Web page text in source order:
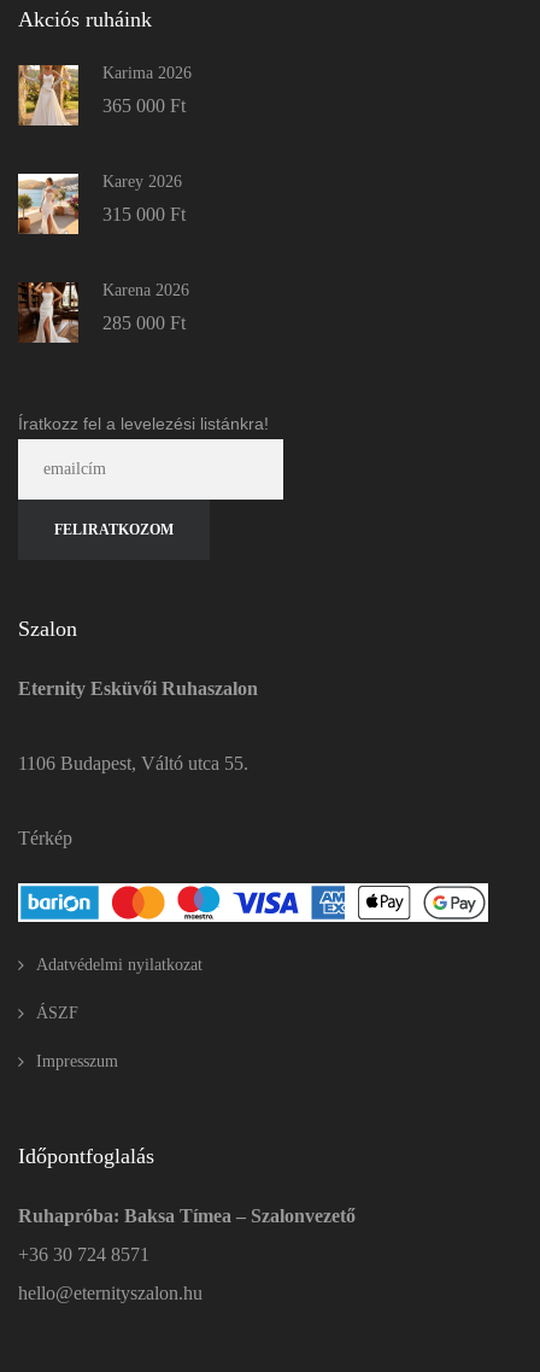
Akciós ruháink
Karima 2026
365 000 Ft
Karey 2026
315 000 Ft
Karena 2026
285 000 Ft
Íratkozz fel a levelezési listánkra!
Szalon
Eternity Esküvői Ruhaszalon
1106 Budapest, Váltó utca 55.
Térkép
Adatvédelmi nyilatkozat
ÁSZF
Impresszum
Időpontfoglalás
Ruhapróba: Baksa Tímea – Szalonvezető
+36 30 724 8571
hello@eternityszalon.hu